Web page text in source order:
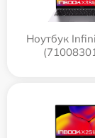
Ноутбук